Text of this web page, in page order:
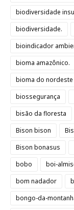
biodiversidade
biodiversidade.
bioindicador
bioma amazônico.
bioma do nordeste
biossegurança
bisão da floresta
Bison bison
Bison bonasus
bobo
boi-
bom nadador
bongo-da-